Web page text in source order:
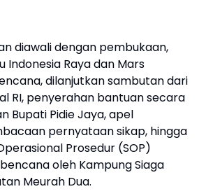
diawali dengan pembukaan,
Indonesia Raya dan Mars
dilanjutkan sambutan dari
RI, penyerahan bantuan secara
Bupati Pidie Jaya, apel
pernyataan sikap, hingga
Prosedur (SOP)
oleh Kampung Siaga
Meurah Dua.